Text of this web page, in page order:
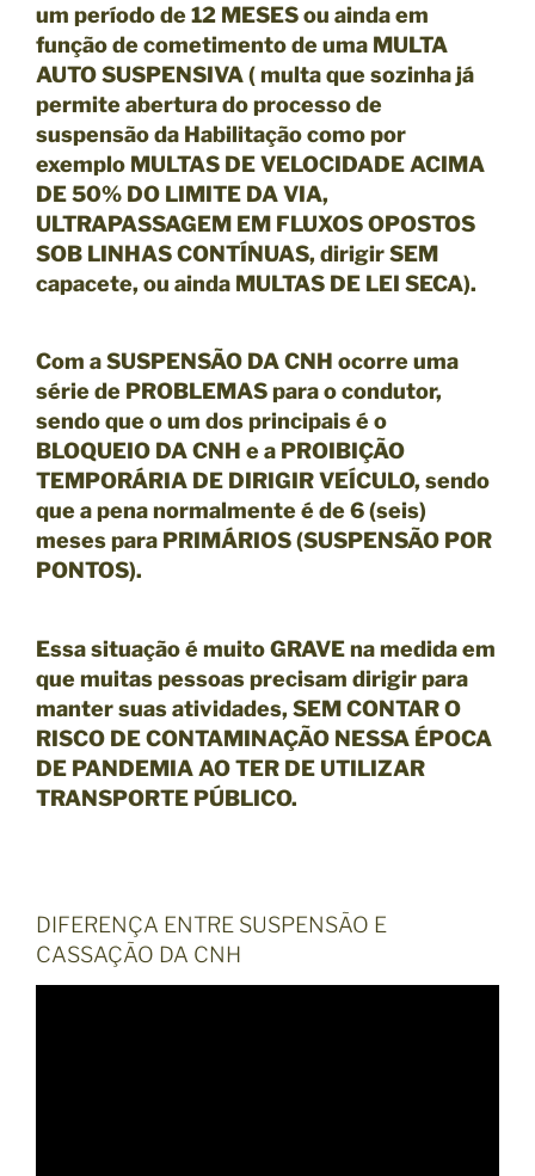
um período de 12 MESESou ainda em
função de cometimento de uma MULTA
AUTO SUSPENSIVA( multa que sozinha já
permite abertura do processo de
suspensão da Habilitação como por
exemplo MULTAS DE VELOCIDADE ACIMA
DE 50% DO LIMITE DA VIA,
ULTRAPASSAGEM EM FLUXOS OPOSTOS
SOB LINHAS CONTÍNUAS, dirigir SEM
capacete, ou ainda MULTAS DE LEI SECA).
Com aSUSPENSÃO DA CNH ocorre uma
série de PROBLEMASpara o condutor,
sendo que o um dos principais é o
BLOQUEIO DA CNH e a PROIBIÇÃO
TEMPORÁRIA DE DIRIGIR VEÍCULO, sendo
que a pena normalmente é de 6 (seis)
meses para PRIMÁRIOS(SUSPENSÃO POR
PONTOS).
Essa situação é muitoGRAVEna medida em
que muitas pessoas precisam dirigir para
manter suas atividades, SEM CONTAR O
RISCO DE CONTAMINAÇÃO NESSA ÉPOCA
DE PANDEMIA AO TER DE UTILIZAR
TRANSPORTE PÚBLICO.
DIFERENÇA ENTRE SUSPENSÃO E
CASSAÇÃO DA CNH